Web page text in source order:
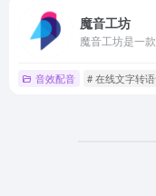
魔音工坊
音效配音 # 在线文字转